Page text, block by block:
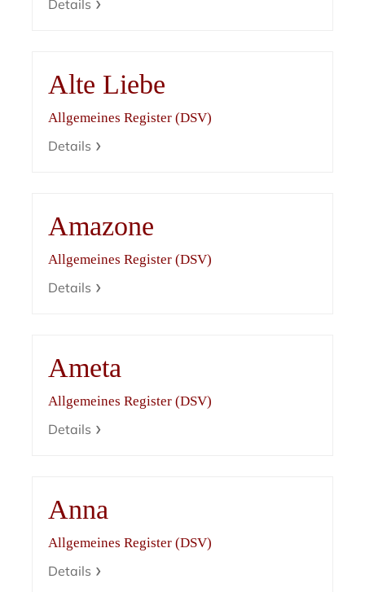
Details
Alte Liebe
Allgemeines Register (DSV)
Details
Amazone
Allgemeines Register (DSV)
Details
Ameta
Allgemeines Register (DSV)
Details
Anna
Allgemeines Register (DSV)
Details